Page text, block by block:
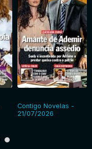
Contigo Novelas -
21/07/2026